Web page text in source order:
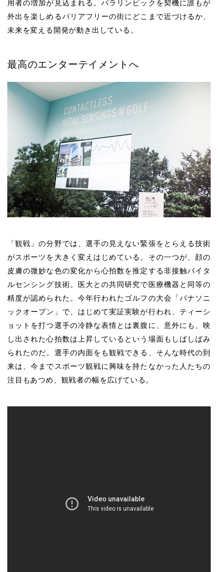
用者の増加が見込まれる。パラリンピックを契機に誰もが
外出を楽しめるバリアフリーの街にどこまで近づけるか、
未来を変える開発が動き出している。
最高のエンターテイメントへ
「観戦」の分野では、選手の見えない緊張をとらえる技術
がスポーツを大きく変えはじめている。その一つが、顔の
皮膚の微妙な色の変化から心拍数を推定する非接触バイタ
ルセンシング技術。医大との共同研究で医療機器と同等の
精度が認められた。今年行われたゴルフの大会「パナソニ
ックオープン」で、はじめて実証実験が行われ、ティーシ
ョットを打つ選手の冷静な表情とは裏腹に、意外にも、映
し出された心拍数は上昇しているという場面もしばしばみ
られたのだ。選手の内面をも観戦できる、そんな時代の到
来は、今までスポーツ観戦に興味を持たなかった人たちの
注目もあつめ、観戦者の幅を広げている。